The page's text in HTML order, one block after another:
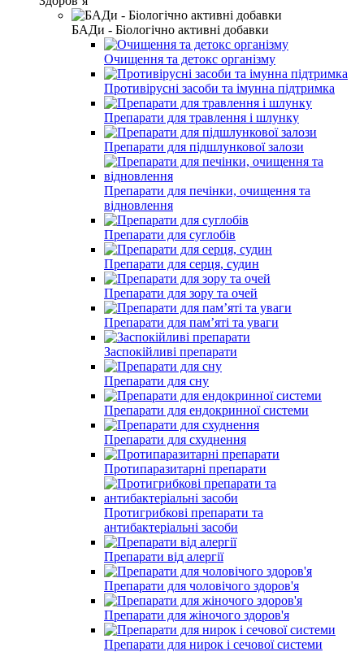
БАДи - Біологічно активні добавки
Очищення та детокс організму
Противірусні засоби та імунна підтримка
Препарати для травлення і шлунку
Препарати для підшлункової залози
Препарати для печінки, очищення та
відновлення
Препарати для суглобів
Препарати для серця, судин
Препарати для зору та очей
Препарати для пам’яті та уваги
Заспокійливі препарати
Препарати для сну
Препарати для ендокринної системи
Препарати для схуднення
Протипаразитарні препарати
Протигрибкові препарати та
антибактеріальні засоби
Препарати від алергії
Препарати для чоловічого здоров'я
Препарати для жіночого здоров'я
Препарати для нирок і сечової системи